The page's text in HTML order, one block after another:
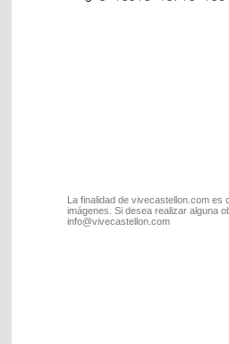
La finalidad de vivecastellon.com
imágenes. Si desea realizar alguna
info@vivecastellon.com